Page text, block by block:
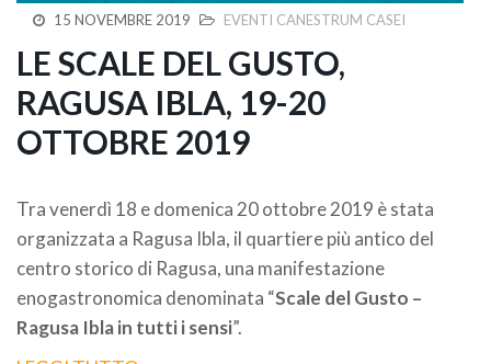
15 NOVEMBRE 2019 EVENTI CANESTRUM CASEI
LE SCALE DEL GUSTO,
RAGUSA IBLA, 19-20
OTTOBRE 2019
Tra venerdì 18 e domenica 20 ottobre 2019 è stata
organizzata a Ragusa Ibla, il quartiere più antico del
centro storico di Ragusa, una manifestazione
enogastronomica denominata “Scale del Gusto –
Ragusa Ibla in tutti i sensi”.